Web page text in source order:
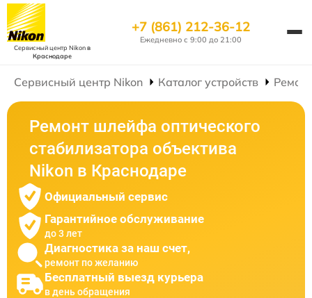
Сервисный центр Nikonв
Краснодаре
+7 (861) 212-36-12
Ежедневно с 9:00 до 21:00
Сервисный центр Nikon Каталог устройств
Ремонт шлейфа оптического
стабилизатора объектива
Nikon в Краснодаре
Официальный сервис
Гарантийное обслуживание
до 3 лет
Диагностика за наш счет,
ремонт по желанию
Бесплатный выезд курьера
в день обращения